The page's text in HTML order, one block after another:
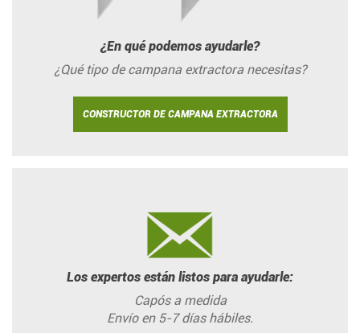
¿En qué podemos ayudarle?
¿Qué tipo de campana extractora necesitas?
CONSTRUCTOR DE CAMPANA EXTRACTORA
Los expertos están listos para ayudarle:
Capós a medida
Envío en 5-7 días hábiles.